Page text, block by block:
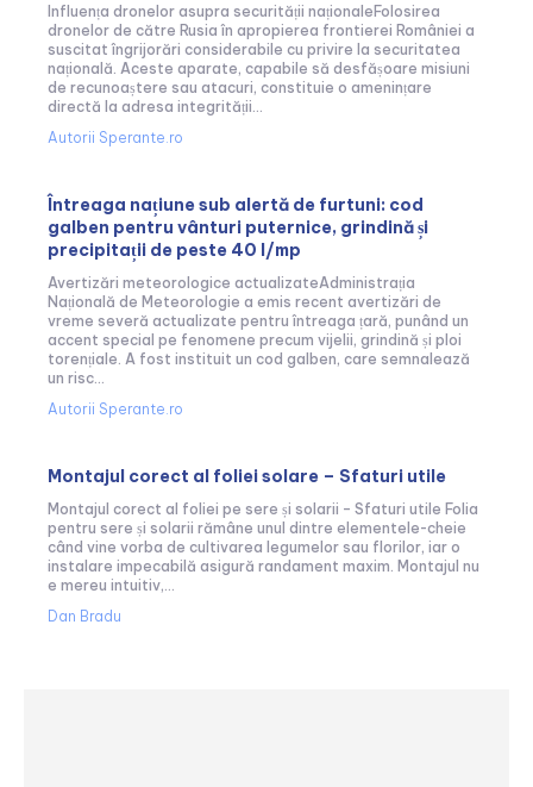
Influența dronelor asupra securității naționaleFolosirea
dronelor de către Rusia în apropierea frontierei României a
suscitat îngrijorări considerabile cu privire la securitatea
națională. Aceste aparate, capabile să desfășoare misiuni
de recunoaștere sau atacuri, constituie o amenințare
directă la adresa integrității...
Autorii Sperante.ro
Întreaga națiune sub alertă de furtuni: cod
galben pentru vânturi puternice, grindină și
precipitații de peste 40 l/mp
Avertizări meteorologice actualizateAdministrația
Națională de Meteorologie a emis recent avertizări de
vreme severă actualizate pentru întreaga țară, punând un
accent special pe fenomene precum vijelii, grindină și ploi
torențiale. A fost instituit un cod galben, care semnalează
un risc...
Autorii Sperante.ro
Montajul corect al foliei solare – Sfaturi utile
Montajul corect al foliei pe sere și solarii – Sfaturi utile Folia
pentru sere și solarii rămâne unul dintre elementele-cheie
când vine vorba de cultivarea legumelor sau florilor, iar o
instalare impecabilă asigură randament maxim. Montajul nu
e mereu intuitiv,...
Dan Bradu